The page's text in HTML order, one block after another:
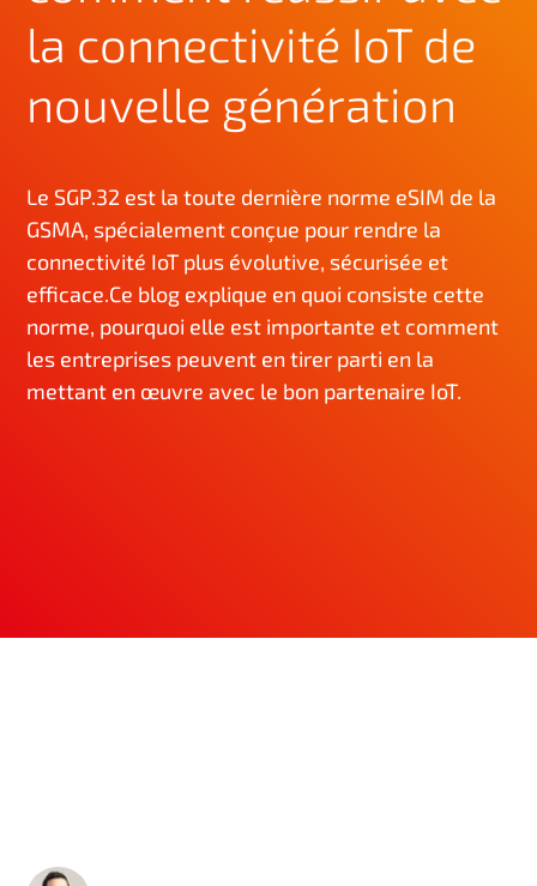
la connectivité IoT de
nouvelle génération
Le SGP.32 est la toute dernière norme eSIM de la
GSMA, spécialement conçue pour rendre la
connectivité IoT plus évolutive, sécurisée et
efficace.Ce blog explique en quoi consiste cette
norme, pourquoi elle est importante et comment
les entreprises peuvent en tirer parti en la
mettant en œuvre avec le bon partenaire IoT.